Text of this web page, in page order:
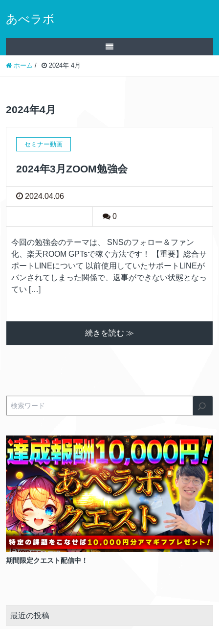
あべラボ
ホーム / 2024年 4月
2024年4月
セミナー動画
2024年3月ZOOM勉強会
2024.04.06
0
今回の勉強会のテーマは、 SNSのフォロー＆ファン
化、楽天ROOM GPTsで稼ぐ方法です！ 【重要】総合サ
ポートLINEについて 以前使用していたサポートLINEが
バンされてしまった関係で、返事ができない状態となっ
てい […]
続きを読む ≫
期間限定クエスト配信中！
最近の投稿